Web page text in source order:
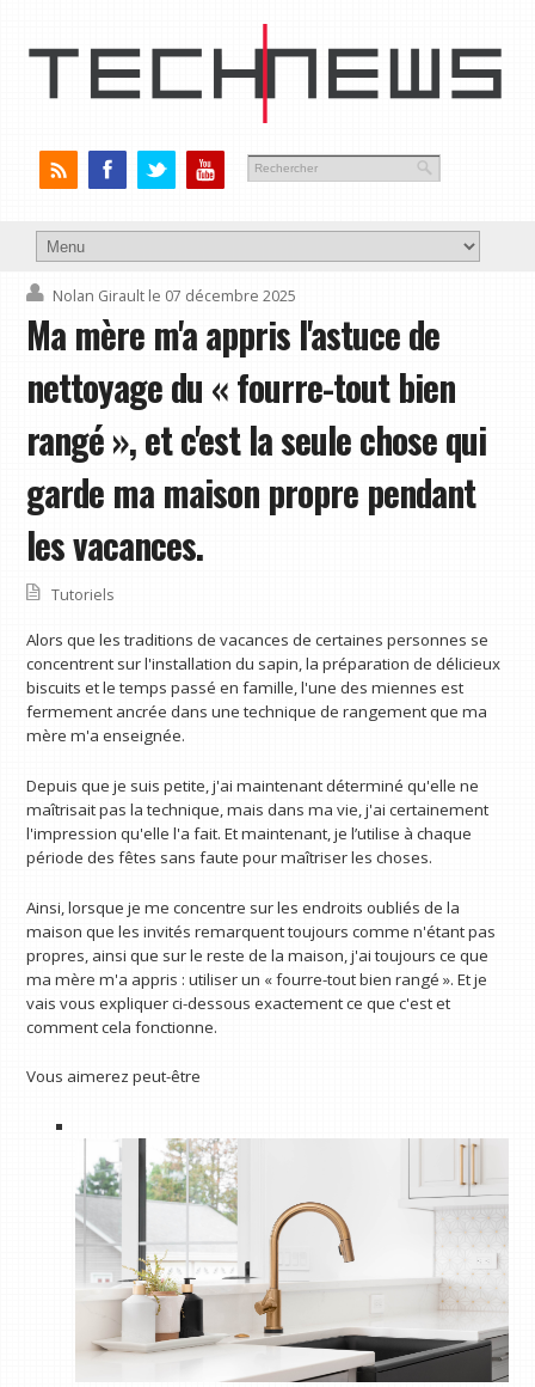
Nolan Girault le 07 décembre 2025
Ma mère m'a appris l'astuce de
nettoyage du « fourre-tout bien
rangé », et c'est la seule chose qui
garde ma maison propre pendant
les vacances.
Tutoriels
Alors que les traditions de vacances de certaines personnes se
concentrent sur l'installation du sapin, la préparation de délicieux
biscuits et le temps passé en famille, l'une des miennes est
fermement ancrée dans une technique de rangement que ma
mère m'a enseignée.
Depuis que je suis petite, j'ai maintenant déterminé qu'elle ne
maîtrisait pas la technique, mais dans ma vie, j'ai certainement
l'impression qu'elle l'a fait. Et maintenant, je l’utilise à chaque
période des fêtes sans faute pour maîtriser les choses.
Ainsi, lorsque je me concentre sur les endroits oubliés de la
maison que les invités remarquent toujours comme n'étant pas
propres, ainsi que sur le reste de la maison, j'ai toujours ce que
ma mère m'a appris : utiliser un « fourre-tout bien rangé ». Et je
vais vous expliquer ci-dessous exactement ce que c'est et
comment cela fonctionne.
Vous aimerez peut-être